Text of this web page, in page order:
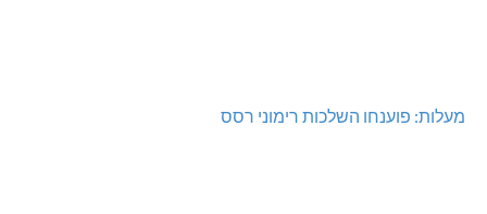
מעלות: פוענחו השלכות רימוני רסס